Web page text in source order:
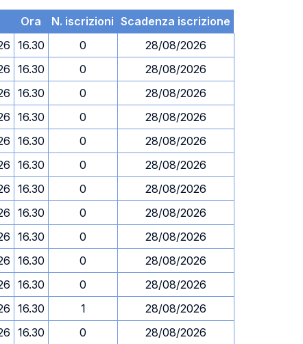
Ora N. iscrizioni Scadenza iscrizione
16.30 0
28/08/2026
16.30 0
28/08/2026
16.30 0
28/08/2026
16.30 0
28/08/2026
16.30 0
28/08/2026
16.30 0
28/08/2026
16.30 0
28/08/2026
16.30 0
28/08/2026
16.30 0
28/08/2026
16.30 0
28/08/2026
16.30 0
28/08/2026
16.30 1
28/08/2026
16.30 0
28/08/2026